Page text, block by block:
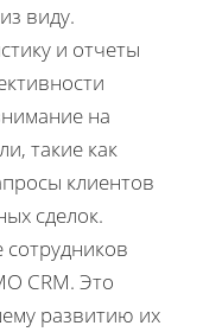
виду.
и отчеты
на
такие как
клиентов
сделок.
сотрудников
CRM. Это
развитию их